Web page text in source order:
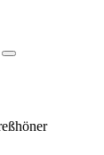
Suchen